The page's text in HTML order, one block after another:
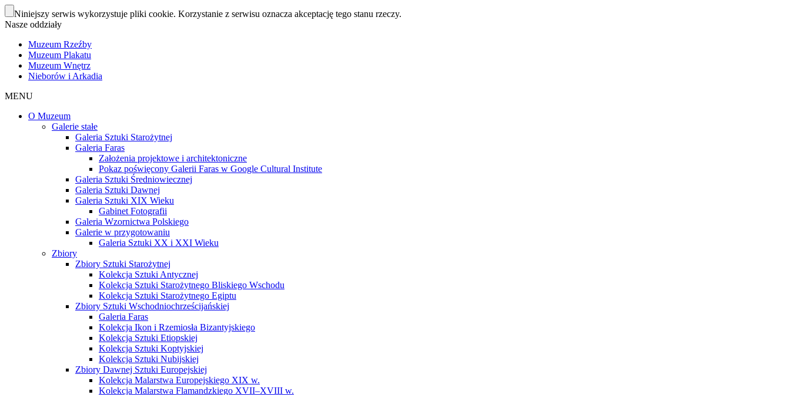
Niniejszy serwis wykorzystuje pliki cookie. Korzystanie z serwisu oznacza akceptację tego stanu rzeczy.
Nasze oddziały
Muzeum Rzeźby
Muzeum Plakatu
Muzeum Wnętrz
Nieborów i Arkadia
MENU
O Muzeum
Galerie stałe
Galeria Sztuki Starożytnej
Galeria Faras
Założenia projektowe i architektoniczne
Pokaz poświęcony Galerii Faras w Google Cultural Institute
Galeria Sztuki Średniowiecznej
Galeria Sztuki Dawnej
Galeria Sztuki XIX Wieku
Gabinet Fotografii
Galeria Wzornictwa Polskiego
Galerie w przygotowaniu
Galeria Sztuki XX i XXI Wieku
Zbiory
Zbiory Sztuki Starożytnej
Kolekcja Sztuki Antycznej
Kolekcja Sztuki Starożytnego Bliskiego Wschodu
Kolekcja Sztuki Starożytnego Egiptu
Zbiory Sztuki Wschodniochrześcijańskiej
Galeria Faras
Kolekcja Ikon i Rzemiosła Bizantyjskiego
Kolekcja Sztuki Etiopskiej
Kolekcja Sztuki Koptyjskiej
Kolekcja Sztuki Nubijskiej
Zbiory Dawnej Sztuki Europejskiej
Kolekcja Malarstwa Europejskiego XIX w.
Kolekcja Malarstwa Flamandzkiego XVII–XVIII w.